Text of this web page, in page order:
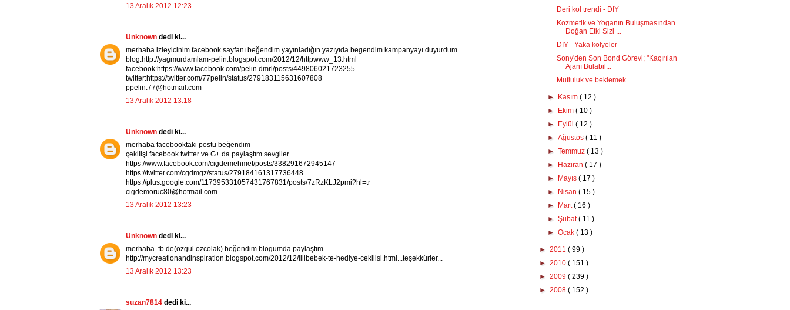
13 Aralık 2012 12:23
Unknown dedi ki...
merhaba izleyicinim facebook sayfanı beğendim yayınladığın yazıyıda begendim kampanyayı duyurdum
blog:http://yagmurdamlam-pelin.blogspot.com/2012/12/httpwww_13.html
facebook:https://www.facebook.com/pelin.dmrl/posts/449806021723255
twitter:https://twitter.com/77pelin/status/279183115631607808
ppelin.77@hotmail.com
13 Aralık 2012 13:18
Unknown dedi ki...
merhaba facebooktaki postu beğendim
çekilişi facebook twitter ve G+ da paylaştım sevgiler
https://www.facebook.com/cigdemehmet/posts/338291672945147
https://twitter.com/cgdmgz/status/279184161317736448
https://plus.google.com/117395331057431767831/posts/7zRzKLJ2pmi?hl=tr
cigdemoruc80@hotmail.com
13 Aralık 2012 13:23
Unknown dedi ki...
merhaba. fb de(ozgul ozcolak) beğendim.blogumda paylaştım
http://mycreationandinspiration.blogspot.com/2012/12/lilibebek-te-hediye-cekilisi.html...teşekkürler...
13 Aralık 2012 13:23
suzan7814 dedi ki...
Deri kol trendi - DIY
Kozmetik ve Yoganın Buluşmasından
Doğan Etki Sizi ...
DIY - Yaka kolyeler
Sony'den Son Bond Görevi; "Kaçırılan
Ajanı Bulabil...
Mutluluk ve beklemek...
► Kasım( 12 )
►
Ekim( 10 )
►
Eylül( 12 )
►Ağustos( 11 )
►Temmuz( 13 )
►
Haziran( 17 )
►
Mayıs( 17 )
►
Nisan( 15 )
►
Mart( 16 )
►Şubat( 11 )
►Ocak( 13 )
► 2011 ( 99 )
► 2010 ( 151 )
► 2009 ( 239 )
► 2008 ( 152 )